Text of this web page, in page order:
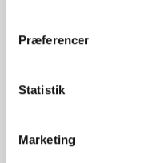
Præferencer
Statistik
Marketing
for
forsvarsforening